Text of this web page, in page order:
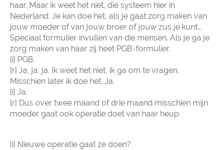
haar. Maar ik weet het niet, die systeem hier in
Nederland. Je kan doe het, als je gaat zorg maken van
jouw moeder of van jouw broer of jouw zus je kunt…
Speciaal formulier invullen van die mensen. Als je ga je
zorg maken van haar zij heet PGB-formulier.
[i] PGB.
[r] Ja, ja, ja. Ik weet het niet, ik ga om te vragen.
Misschien later ik doe het. Ja.
[i] Ja.
[r] Dus over twee maand of drie maand misschien mijn
moeder gaat ook operatie doet van haar heup.
[i] Nieuwe operatie gaat ze doen?